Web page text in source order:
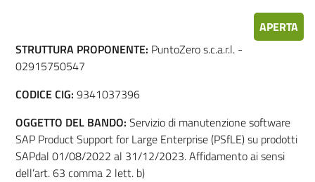
APERTA
STRUTTURA PROPONENTE: PuntoZero s.c.a.r.l. -
02915750547
CODICE CIG: 9341037396
OGGETTO DEL BANDO: Servizio di manutenzione software
SAP Product Support for Large Enterprise (PSfLE) su prodotti
SAPdal 01/08/2022 al 31/12/2023. Affidamento ai sensi
dell’art. 63 comma 2 lett. b)